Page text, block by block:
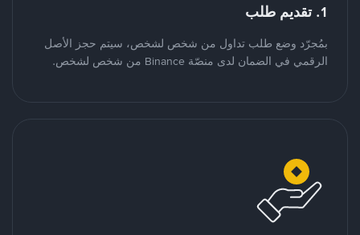
1. تقديم طلب
بمُجرّد وضع طلب تداول من شخص لشخص، سيتم حجز الأصل
الرقمي في الضمان لدى منصّة Binance من شخص لشخص.